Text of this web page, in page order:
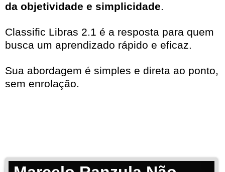
da objetividade e simplicidade.
Classific Libras 2.1 é a resposta para quem
busca um aprendizado rápido e eficaz.
Sua abordagem é simples e direta ao ponto,
sem enrolação.